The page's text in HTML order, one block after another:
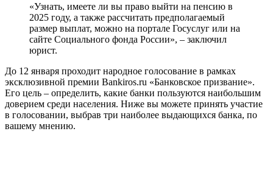
«Узнать, имеете ли вы право выйти на пенсию в
2025 году, а также рассчитать предполагаемый
размер выплат, можно на портале Госуслуг или на
сайте Социального фонда России», – заключил
юрист.
До 12 января проходит народное голосование в рамках
эксклюзивной премии Bankiros.ru «Банковское призвание».
Его цель – определить, какие банки пользуются наибольшим
доверием среди населения. Ниже вы можете принять участие
в голосовании, выбрав три наиболее выдающихся банка, по
вашему мнению.